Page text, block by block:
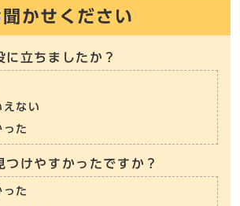
かせください
に立ちましたか？
えない
た
つけやすかったですか？
った